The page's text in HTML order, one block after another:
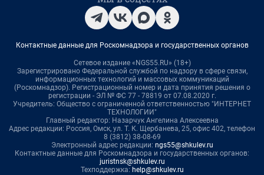
Контактные данные для Роскомнадзора и государственных органов
Сетевое издание «NGS55.RU» (18+)
Зарегистрировано Федеральной службой по надзору в сфере связи,
информационных технологий и массовых коммуникаций
(Роскомнадзор). Регистрационный номер и дата принятия решения о
регистрации - ЭЛ № ФС 77 - 78819 от 07.08.2020 г.
Учредитель: Общество с ограниченной ответственностью "ИНТЕРНЕТ
ТЕХНОЛОГИИ"
Главный редактор: Назарчук Ангелина Алексеевна
Адрес редакции: Россия, Омск, ул. Т. К. Щербанева, 25, офис 402, телефон
8 (3812) 38-08-69
Электронный адрес редакции: ngs55@shkulev.ru
Контактные данные для Роскомнадзора и государственных органов:
juristnsk@shkulev.ru
Техподдержка: help@shkulev.ru